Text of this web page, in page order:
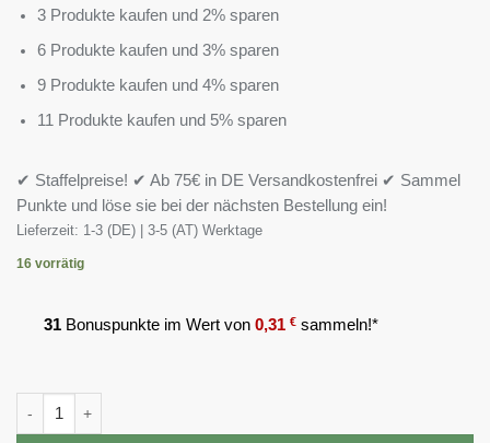
3 Produkte kaufen und 2% sparen
6 Produkte kaufen und 3% sparen
9 Produkte kaufen und 4% sparen
11 Produkte kaufen und 5% sparen
✔ Staffelpreise! ✔ Ab 75€ in DE Versandkostenfrei ✔ Sammel
Punkte und löse sie bei der nächsten Bestellung ein!
Lieferzeit: 1-3 (DE) | 3-5 (AT) Werktage
16 vorrätig
31 Bonuspunkte im Wert von 0,31 € sammeln!*
BioTech Tyrosine 100 Kapseln Menge